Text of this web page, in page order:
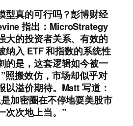
型真的可行吗？彭博财经
指出：MicroStrategy
大的投资者关系、有效的
纳入 ETF 和指数的系统性
的是，这套逻辑如今被一
照搬效仿，市场却似乎对
以溢价期待。Matt 写道：
加密圈在不停地耍美股市
次次地上当。”